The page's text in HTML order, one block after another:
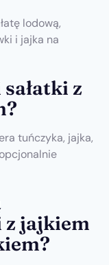
lodową,
i jajka na
z
tuńczyka, jajka,
z jajkiem